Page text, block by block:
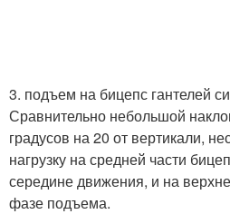
3. подъем на бицепс гантелей
Сравнительно небольшой
градусов на 20 от вертикали,
нагрузку на средней части
середине движения, и на
фазе подъема.